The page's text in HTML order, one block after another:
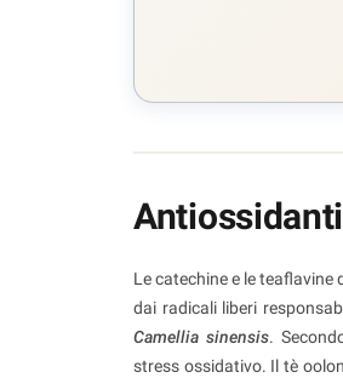
Le catechine e le
dai radicali liberi
Camellia sinensis.
stress ossidativo. Il tè